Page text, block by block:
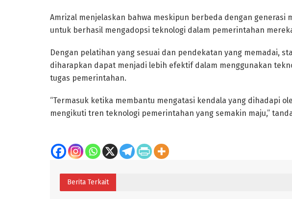
Amrizal menjelaskan bahwa meskipun berbeda dengan generasi
untuk berhasil mengadopsi teknologi dalam pemerintahan
Dengan pelatihan yang sesuai dan pendekatan yang memadai,
diharapkan dapat menjadi lebih efektif dalam menggunakan
tugas pemerintahan.
“Termasuk ketika membantu mengatasi kendala yang dihadapi
mengikuti tren teknologi pemerintahan yang semakin maju,”
Berita Terkait